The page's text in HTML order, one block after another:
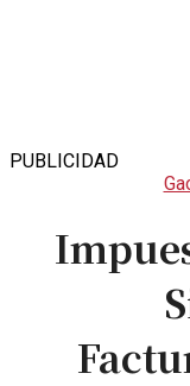
PUBLICIDAD